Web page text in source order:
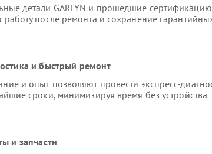
детали GARLYN и прошедшие
работу после ремонта и сохранение
и быстрый ремонт
и опыт позволяют провести экспресс-
сроки, минимизируя время без устройства
и запчасти